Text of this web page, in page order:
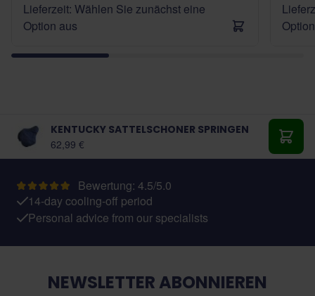
Lieferzeit: Wählen Sie zunächst eine
Option aus
KENTUCKY SATTELSCHONER SPRINGEN
Ab:
62,99 € In
Bewertung: 4.5/5.0
14-day cooling-off period
Personal advice from our specialists
NEWSLETTER ABONNIEREN